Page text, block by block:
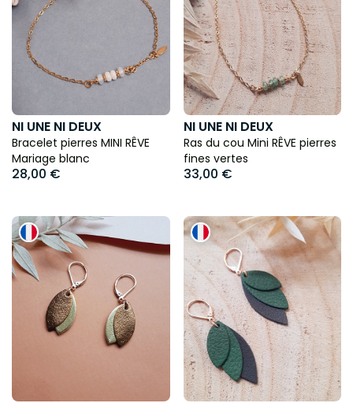
NI UNE NI DEUX
Bracelet pierres MINI RÊVE
Mariage blanc
28,00 €
NI UNE NI DEUX
Ras du cou Mini RÊVE pierres
fines vertes
33,00 €